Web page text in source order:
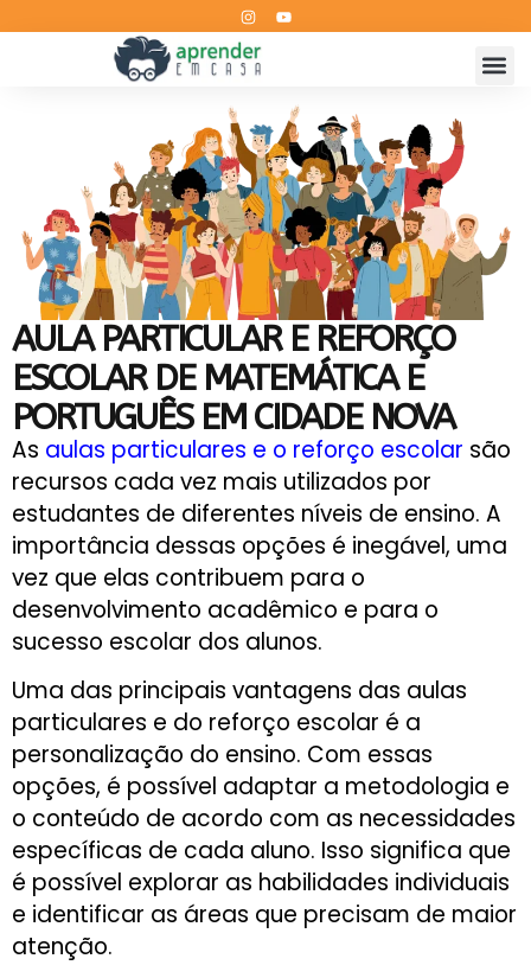
AULA PARTICULAR E REFORÇO
ESCOLAR DE MATEMÁTICA E
PORTUGUÊS EM CIDADE NOVA
As aulas particulares e o reforço escolar são
recursos cada vez mais utilizados por
estudantes de diferentes níveis de ensino. A
importância dessas opções é inegável, uma
vez que elas contribuem para o
desenvolvimento acadêmico e para o
sucesso escolar dos alunos.
Uma das principais vantagens das aulas
particulares e do reforço escolar é a
personalização do ensino. Com essas
opções, é possível adaptar a metodologia e
o conteúdo de acordo com as necessidades
específicas de cada aluno. Isso significa que
é possível explorar as habilidades individuais
e identificar as áreas que precisam de maior
atenção.